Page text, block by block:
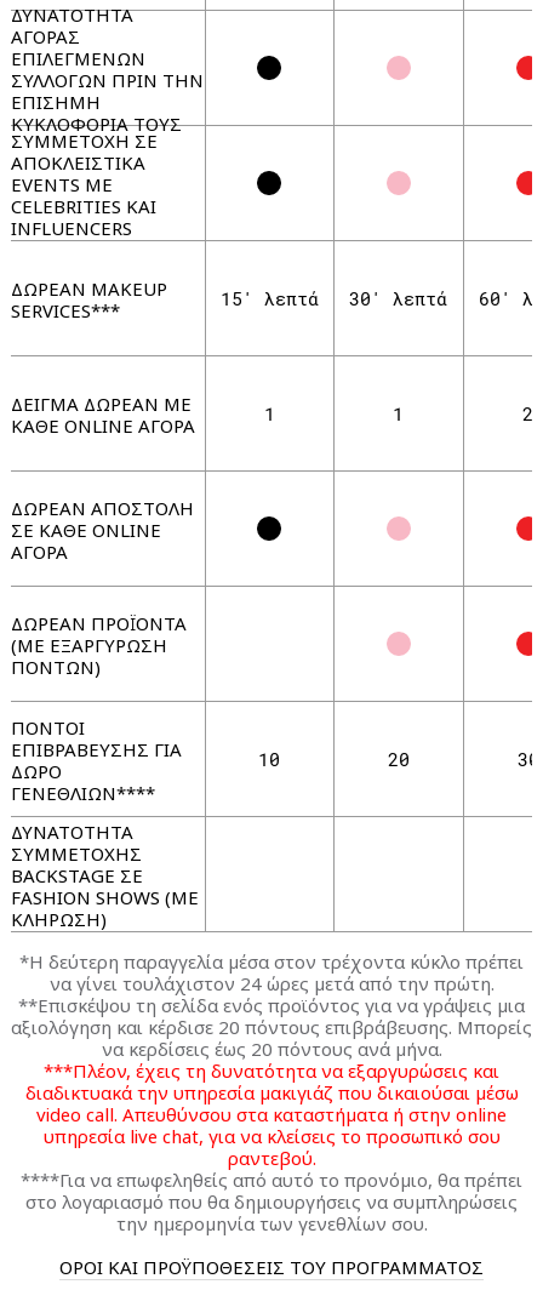
ΔΥΝΑΤΟΤΗΤΑ
ΑΓΟΡΑΣ
ΕΠΙΛΕΓΜΕΝΩΝ
ΣΥΛΛΟΓΩΝ ΠΡΙΝ ΤΗΝ
ΕΠΙΣΗΜΗ
ΚΥΚΛΟΦΟΡΙΑ ΤΟΥΣ
ΣΥΜΜΕΤΟΧΗ ΣΕ
ΑΠΟΚΛΕΙΣΤΙΚΑ
EVENTS ΜΕ
CELEBRITIES ΚΑΙ
INFLUENCERS
ΔΩΡΕΑΝ MAKEUP
SERVICES***
ΔΕΙΓΜΑ ΔΩΡΕΑΝ ΜΕ
ΚAΘΕ ONLINE ΑΓΟΡΑ
ΔΩΡΕΑΝ ΑΠΟΣΤΟΛΗ
ΣΕ ΚAΘΕ ONLINE
ΑΓΟΡΑ
ΔΩΡΕΑΝ ΠΡΟΪΟΝΤΑ
(ΜΕ ΕΞΑΡΓΥΡΩΣΗ
ΠΟΝΤΩΝ)
ΠΟΝΤΟΙ
ΕΠΙΒΡΑΒΕΥΣΗΣ ΓΙΑ
ΔΩΡΟ
ΓΕΝΕΘΛΙΩΝ****
ΔΥΝΑΤΟΤΗΤΑ
ΣΥΜΜΕΤΟΧΗΣ
BACKSTAGE ΣΕ
FASHION SHOWS (ΜΕ
ΚΛΗΡΩΣΗ)
15' λεπτά
1
10
30' λεπτά
1
20
60'
2
30
*Η δεύτερη παραγγελία μέσα στον τρέχοντα κύκλο πρέπει
να γίνει τουλάχιστον 24 ώρες μετά από την πρώτη.
**Επισκέψου τη σελίδα ενός προϊόντος για να γράψεις μια
αξιολόγηση και κέρδισε 20 πόντους επιβράβευσης. Μπορείς
να κερδίσεις έως 20 πόντους ανά μήνα.
***Πλέον, έχεις τη δυνατότητα να εξαργυρώσεις και
διαδικτυακά την υπηρεσία μακιγιάζ που δικαιούσαι μέσω
video call. Απευθύνσου στα καταστήματα ή στην online
υπηρεσία live chat, για να κλείσεις το προσωπικό σου
ραντεβού.
****Για να επωφεληθείς από αυτό το προνόμιο, θα πρέπει
στο λογαριασμό που θα δημιουργήσεις να συμπληρώσεις
την ημερομηνία των γενεθλίων σου.
ΟΡΟΙ ΚΑΙ ΠΡΟΫΠΟΘΕΣΕΙΣ ΤΟΥ ΠΡΟΓΡΑΜΜΑΤΟΣ